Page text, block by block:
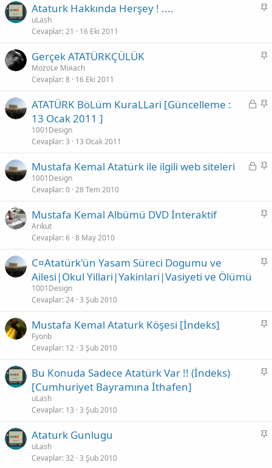
tS
t
Ataturk Hakkında Herşey ! ....
uLash
Cevaplar 21 16 Eki 2011
S
t
Gerçek ATATÜRKÇÜLÜK
MozoLe Miяach
Cevaplar 8 16 Eki 2011
K
l
S
ATATÜRK BöLüm KuraLLari [Güncelleme :
13 Ocak 2011 ]
1001Design
Cevaplar 3 13 Ocak 2011
K
S
t
Mustafa Kemal Atatürk ile ilgili web siteleri
1001Design
Cevaplar 0 28 Tem 2010
S
t
Mustafa Kemal Albümü DVD İnteraktif
Arıkut
Cevaplar 6 8 May 2010
S
C¤Atatürk'ün Yasam Süreci Dogumu ve
Ailesi|Okul Yillari|Yakinlari|Vasiyeti ve Ölümü
1001Design
Cevaplar 24 3 Şub 2010
S
t
Mustafa Kemal Ataturk Köşesi [İndeks]
Fyonb
Cevaplar 12 3 Şub 2010
S
Bu Konuda Sadece Atatürk Var !! (İndeks)
[Cumhuriyet Bayramına İthafen]
uLash
Cevaplar 13 3 Şub 2010
S
Ataturk Gunlugu
uLash
Cevaplar 32 3 Şub 2010